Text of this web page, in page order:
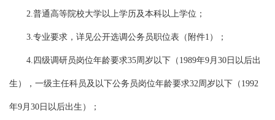
2.普通高等院校大学以上学历及本科以上学位；
3.专业要求，详见公开选调公务员职位表（附件1）；
4.四级调研员岗位年龄要求35周岁以下（1989年9月30日以后出
生），一级主任科员及以下公务员岗位年龄要求32周岁以下（1992
年9月30日以后出生）；